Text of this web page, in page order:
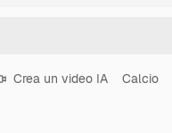
Crea un video IA Calcio